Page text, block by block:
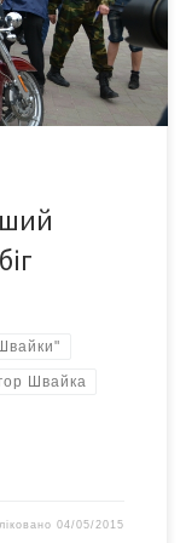
Одеса-Миколаїв-
4 травня біля
Швайка
04/05/2015